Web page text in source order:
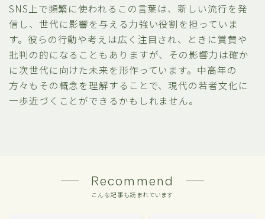
SNS上で頻繁に使われるこの言葉は、新しい流行を発
信し、世代に影響を与える力強い役割を担っていま
す。彼らの行動や考えは広く注目され、ときに賞賛や
批判の的になることもありますが、その影響力は確か
に次世代に向けた未来を形作っています。中高年の
方々もその概念を理解することで、現代の若者文化に
一歩近づくことができるかもしれません。
Recommend
こんな記事も読まれています